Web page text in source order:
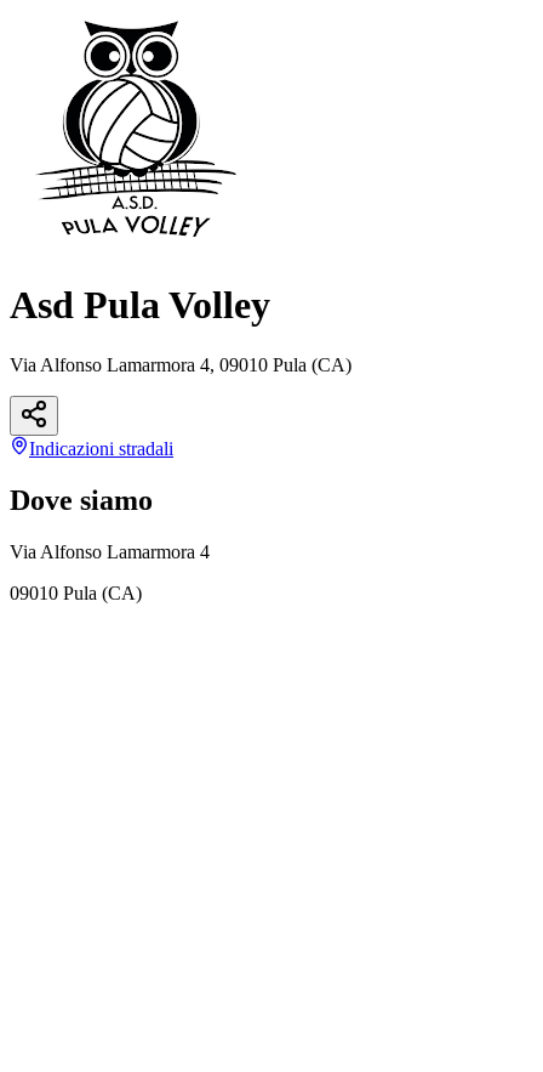
Asd Pula Volley
Via Alfonso Lamarmora 4, 09010 Pula (CA)
Indicazioni stradali
Dove siamo
Via Alfonso Lamarmora 4
09010 Pula (CA)